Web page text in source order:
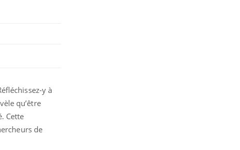
y à
qu’être
Cette
de